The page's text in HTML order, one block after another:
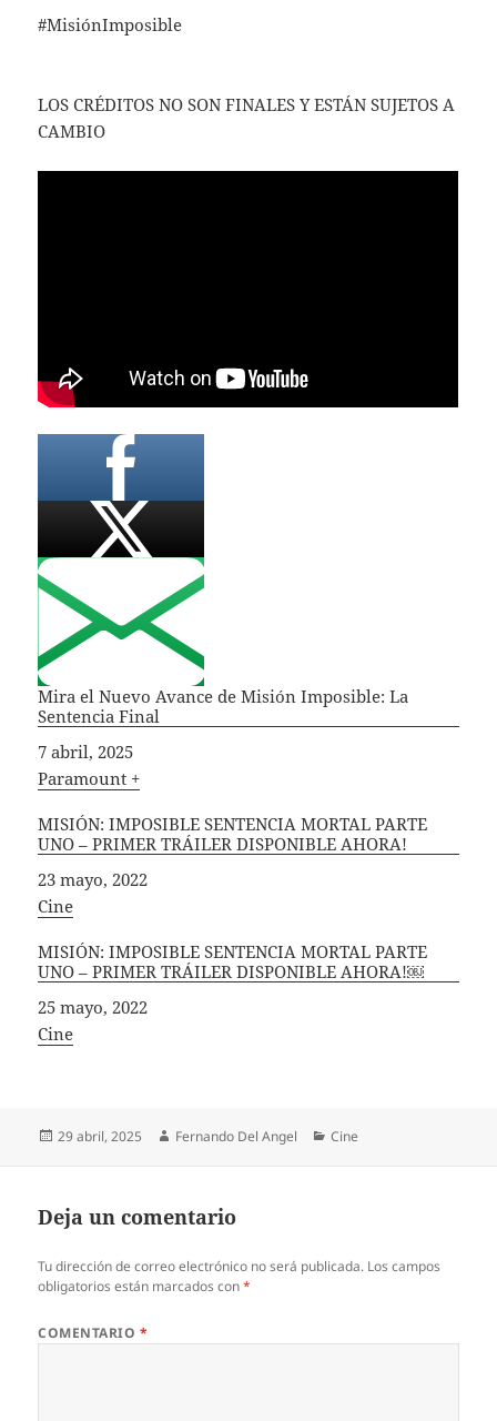
#MisiónImposible
LOS CRÉDITOS NO SON FINALES Y ESTÁN SUJETOS A
CAMBIO
Mira el Nuevo Avance de Misión Imposible: La
Sentencia Final
Fecha
7 abril, 2025
In relation to
Paramount +
MISIÓN: IMPOSIBLE SENTENCIA MORTAL PARTE
UNO – PRIMER TRÁILER DISPONIBLE AHORA!
Fecha
23 mayo, 2022
In relation to
Cine
MISIÓN: IMPOSIBLE SENTENCIA MORTAL PARTE
UNO – PRIMER TRÁILER DISPONIBLE AHORA!￼
Fecha
25 mayo, 2022
In relation to
Cine
Publicado
29 abril, 2025 Autor
Fernando Del Angel Categorías
Cine
Deja un comentario
Tu dirección de correo electrónico no será publicada. Los campos
obligatorios están marcados con*
COMENTARIO *